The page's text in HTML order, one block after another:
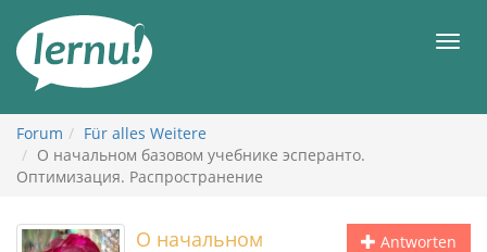
Inhalt
Forum
Für alles Weitere
О начальном базовом учебнике эсперанто.
Оптимизация. Распространение
Antworten
О начальном